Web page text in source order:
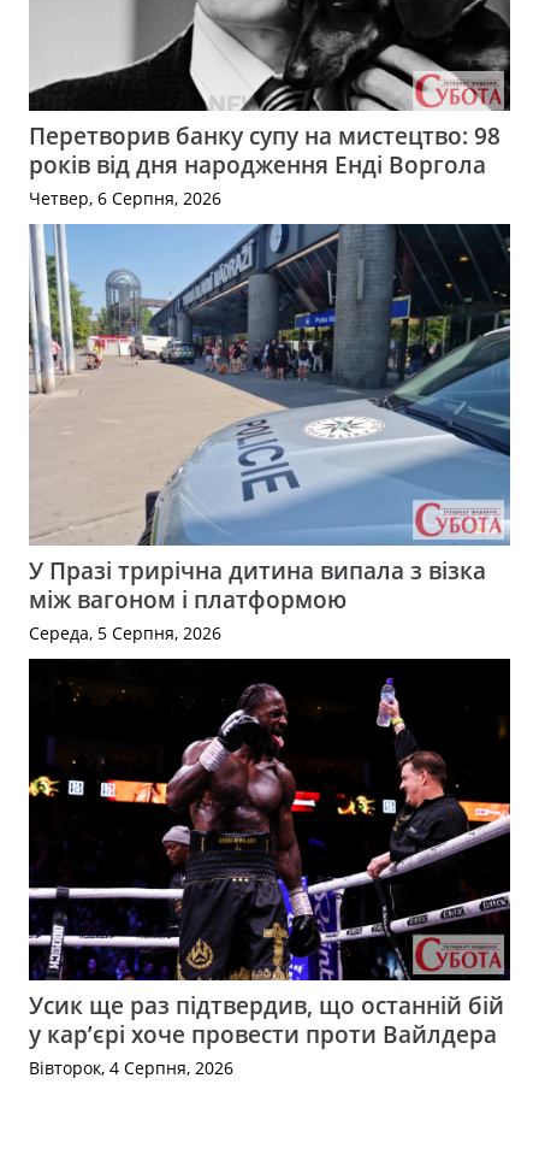
Перетворив банку супу на мистецтво: 98
років від дня народження Енді Воргола
Четвер, 6 Серпня, 2026
У Празі трирічна дитина випала з візка
між вагоном і платформою
Середа, 5 Серпня, 2026
Усик ще раз підтвердив, що останній бій
у кар’єрі хоче провести проти Вайлдера
Вівторок, 4 Серпня, 2026